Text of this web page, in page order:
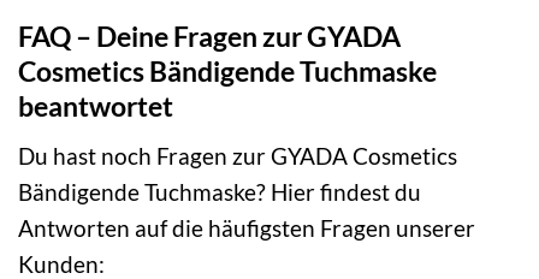
FAQ – Deine Fragen zur GYADA
Cosmetics Bändigende Tuchmaske
beantwortet
Du hast noch Fragen zur GYADA Cosmetics
Bändigende Tuchmaske? Hier findest du
Antworten auf die häufigsten Fragen unserer
Kunden: